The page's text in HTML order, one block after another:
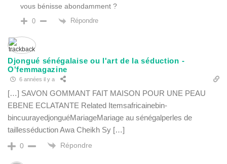
vous bénisse abondamment ?
0 Répondre
Djongué sénégalaise ou l'art de la séduction -
O'femmagazine
6 années il y a
[…] SAVON GOMMANT FAIT MAISON POUR UNE PEAU
EBENE ECLATANTE Related Itemsafricainebin-
bincuurayedjonguéMariageMariage au sénégalperles de
taillesséduction Awa Cheikh Sy […]
0 Répondre